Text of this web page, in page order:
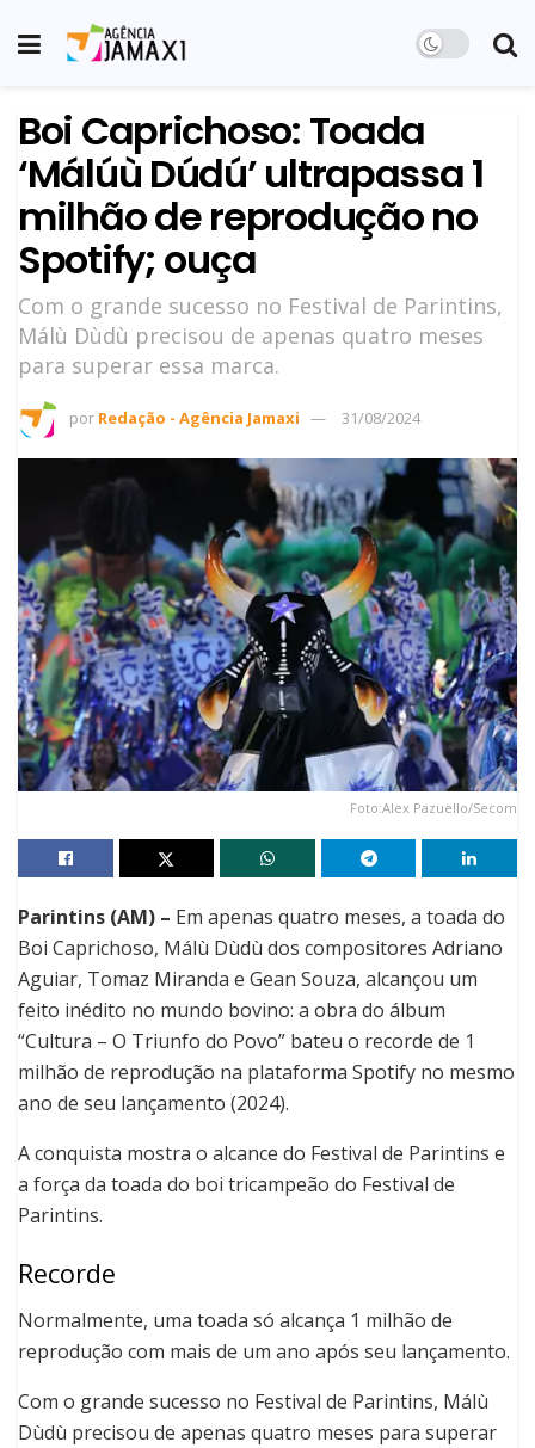
Boi Caprichoso: Toada
‘Málúù Dúdú’ ultrapassa 1
milhão de reprodução no
Spotify; ouça
Com o grande sucesso no Festival de Parintins,
Málù Dùdù precisou de apenas quatro meses
para superar essa marca.
por Redação - Agência Jamaxi 31/08/2024
Foto:Alex Pazuello/Secom
Parintins (AM) – Em apenas quatro meses, a toada do
Boi Caprichoso, Málù Dùdù dos compositores Adriano
Aguiar, Tomaz Miranda e Gean Souza, alcançou um
feito inédito no mundo bovino: a obra do álbum
“Cultura – O Triunfo do Povo” bateu o recorde de 1
milhão de reprodução na plataforma Spotify no mesmo
ano de seu lançamento (2024).
A conquista mostra o alcance do Festival de Parintins e
a força da toada do boi tricampeão do Festival de
Parintins.
Recorde
Normalmente, uma toada só alcança 1 milhão de
reprodução com mais de um ano após seu lançamento.
Com o grande sucesso no Festival de Parintins, Málù
Dùdù precisou de apenas quatro meses para superar